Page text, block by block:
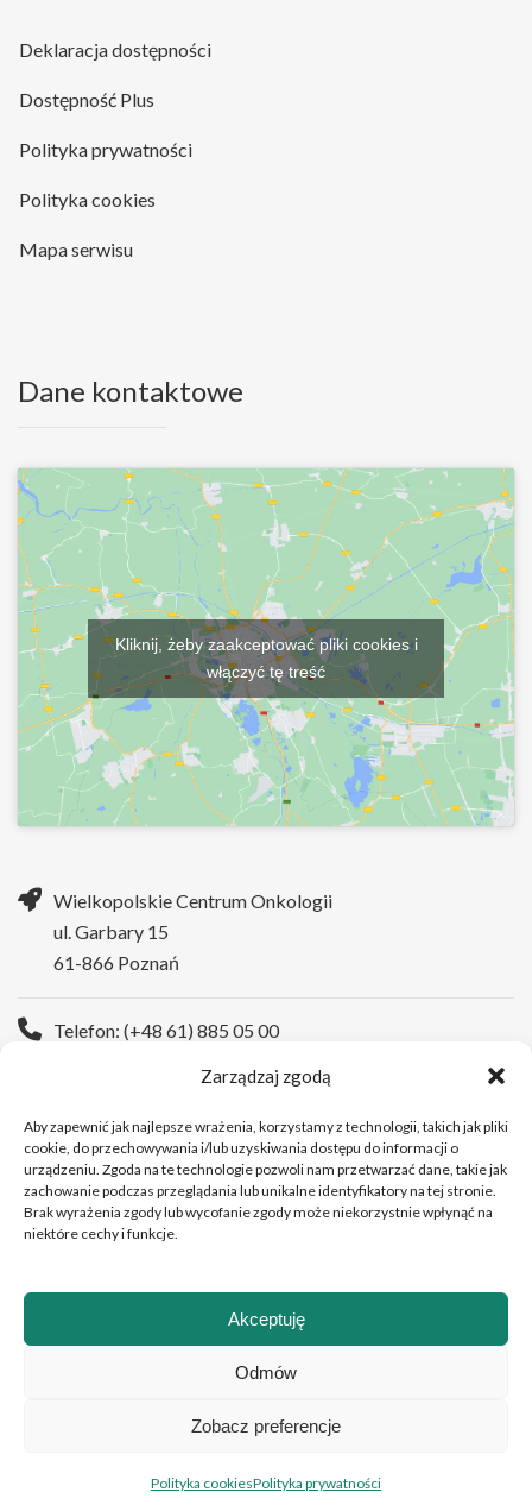
Zarządzaj zgodą
Aby zapewnić jak najlepsze wrażenia, korzystamy z technologii, takich jak pliki
cookie, do przechowywania i/lub uzyskiwania dostępu do informacji o
urządzeniu. Zgoda na te technologie pozwoli nam przetwarzać dane, takie jak
zachowanie podczas przeglądania lub unikalne identyfikatory na tej stronie.
Brak wyrażenia zgody lub wycofanie zgody może niekorzystnie wpłynąć na
niektóre cechy i funkcje.
Akceptuję
Odmów
Zobacz preferencje
Polityka cookiesPolityka prywatności
Deklaracja dostępności
Dostępność Plus
Polityka prywatności
Polityka cookies
Mapa serwisu
Dane kontaktowe
Kliknij, żeby zaakceptować pliki cookies i
włączyć tę treść
Wielkopolskie Centrum Onkologii
ul. Garbary 15
61-866 Poznań
Telefon: (+48 61) 885 05 00
Copyright © 2026 Wielkopolskie Centrum Onkologii